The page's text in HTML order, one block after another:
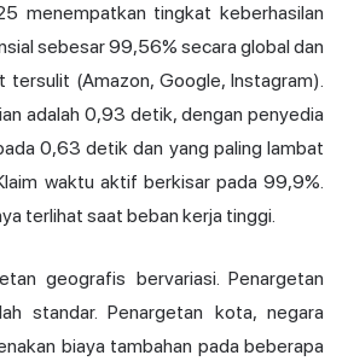
menempatkan tingkat keberhasilan
sebesar 99,56% secara global dan
(Amazon, Google, Instagram).
adalah 0,93 detik, dengan penyedia
0,63 detik dan yang paling lambat
waktu aktif berkisar pada 99,9%.
terlihat saat beban kerja tinggi.
geografis bervariasi. Penargetan
standar. Penargetan kota, negara
biaya tambahan pada beberapa